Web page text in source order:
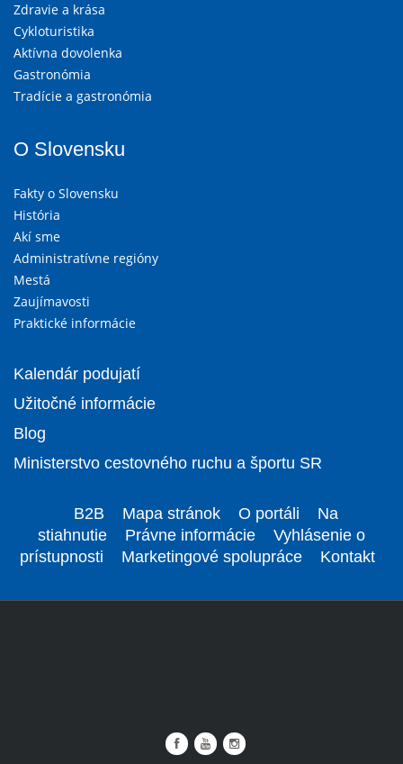
Zdravie a krása
Cykloturistika
Aktívna dovolenka
Gastronómia
Tradície a gastronómia
O Slovensku
Fakty o Slovensku
História
Akí sme
Administratívne regióny
Mestá
Zaujímavosti
Praktické informácie
Kalendár podujatí
Užitočné informácie
Blog
Ministerstvo cestovného ruchu a športu SR
B2B Mapa stránok O portáli
Na
stiahnutie
Právne informácie
Vyhlásenie o
prístupnosti
Marketingové spolupráce Kontakt